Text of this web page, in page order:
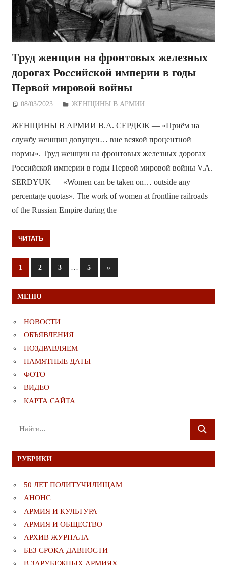
Труд женщин на фронтовых железных
дорогах Российской империи в годы
Первой мировой войны
08/03/2023 Дежурный по Редакции
ЖЕНЩИНЫ В АРМИИ
ЖЕНЩИНЫ В АРМИИ В.А. СЕРДЮК — «Приём на
службу женщин допущен… вне всякой процентной
нормы». Труд женщин на фронтовых железных дорогах
Российской империи в годы Первой мировой войны V.A.
SERDYUK — «Women can be taken on… outside any
percentage quotas». The work of women at frontline railroads
of the Russian Empire during the
ЧИТАТЬ
Пагинация
записей
1 2 3 … 5
Следующие
записи
»
МЕНЮ
НОВОСТИ
ОБЪЯВЛЕНИЯ
ПОЗДРАВЛЯЕМ
ПАМЯТНЫЕ ДАТЫ
ФОТО
ВИДЕО
КАРТА САЙТА
Поиск
для:
ПОИСК
РУБРИКИ
50 ЛЕТ ПОЛИТУЧИЛИЩАМ
АНОНС
АРМИЯ И КУЛЬТУРА
АРМИЯ И ОБЩЕСТВО
АРХИВ ЖУРНАЛА
БЕЗ СРОКА ДАВНОСТИ
В ЗАРУБЕЖНЫХ АРМИЯХ